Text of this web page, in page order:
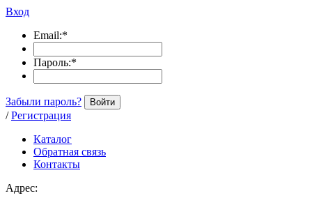
Вход
Email:*
Пароль:*
Забыли пароль? Войти
/ Регистрация
Каталог
Обратная связь
Контакты
Адрес: